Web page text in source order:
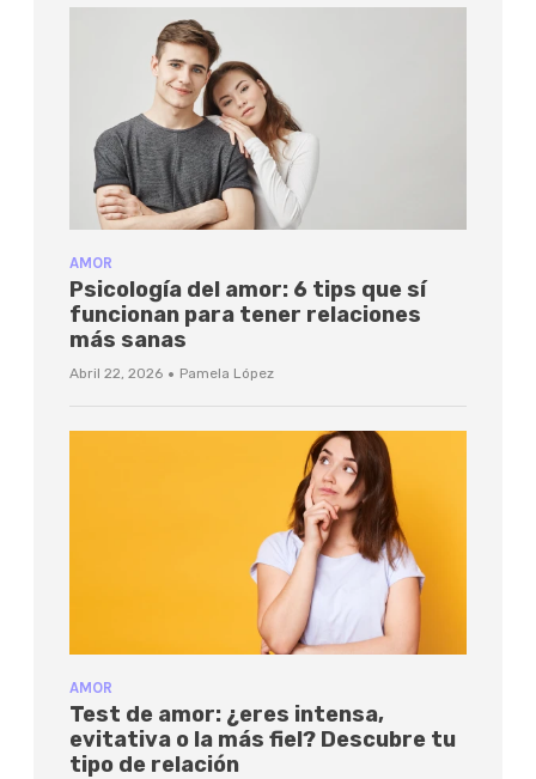
AMOR
Psicología del amor: 6 tips que sí
funcionan para tener relaciones
más sanas
Abril 22, 2026 · Pamela López
AMOR
Test de amor: ¿eres intensa,
evitativa o la más fiel? Descubre tu
tipo de relación